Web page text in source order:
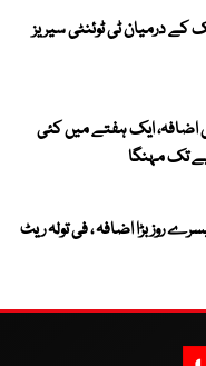
ممالک کے درمیان ٹی ٹوئنٹی سیریز
ایک ہفتے میں کئی
بڑا اضافہ ، فی تولہ ریٹ